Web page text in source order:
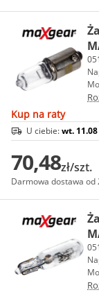
Kup na raty
U ciebie:wt. 11.08
70,48zł/szt.
Darmowa dostawa od